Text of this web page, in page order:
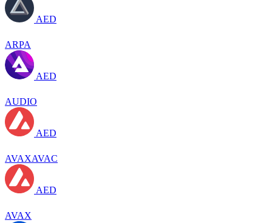
AED
ARPA
AED
AUDIO
AED
AVAXAVAC
AED
AVAX